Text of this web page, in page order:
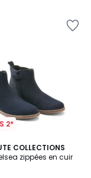
2*
COLLECTIONS
zippées en cuir